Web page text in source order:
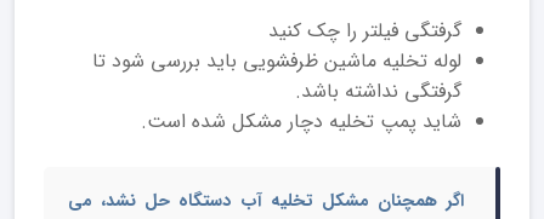
گرفتگی فیلتر را چک کنید
لوله تخلیه ماشین ظرفشویی باید بررسی شود تا
گرفتگی نداشته باشد.
شاید پمپ تخلیه دچار مشکل شده است.
اگر همچنان مشکل تخلیه آب دستگاه حل نشد، می